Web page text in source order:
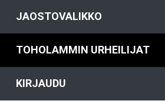
JAOSTOVALIKKO
TOHOLAMMIN URHEILIJAT
KIRJAUDU